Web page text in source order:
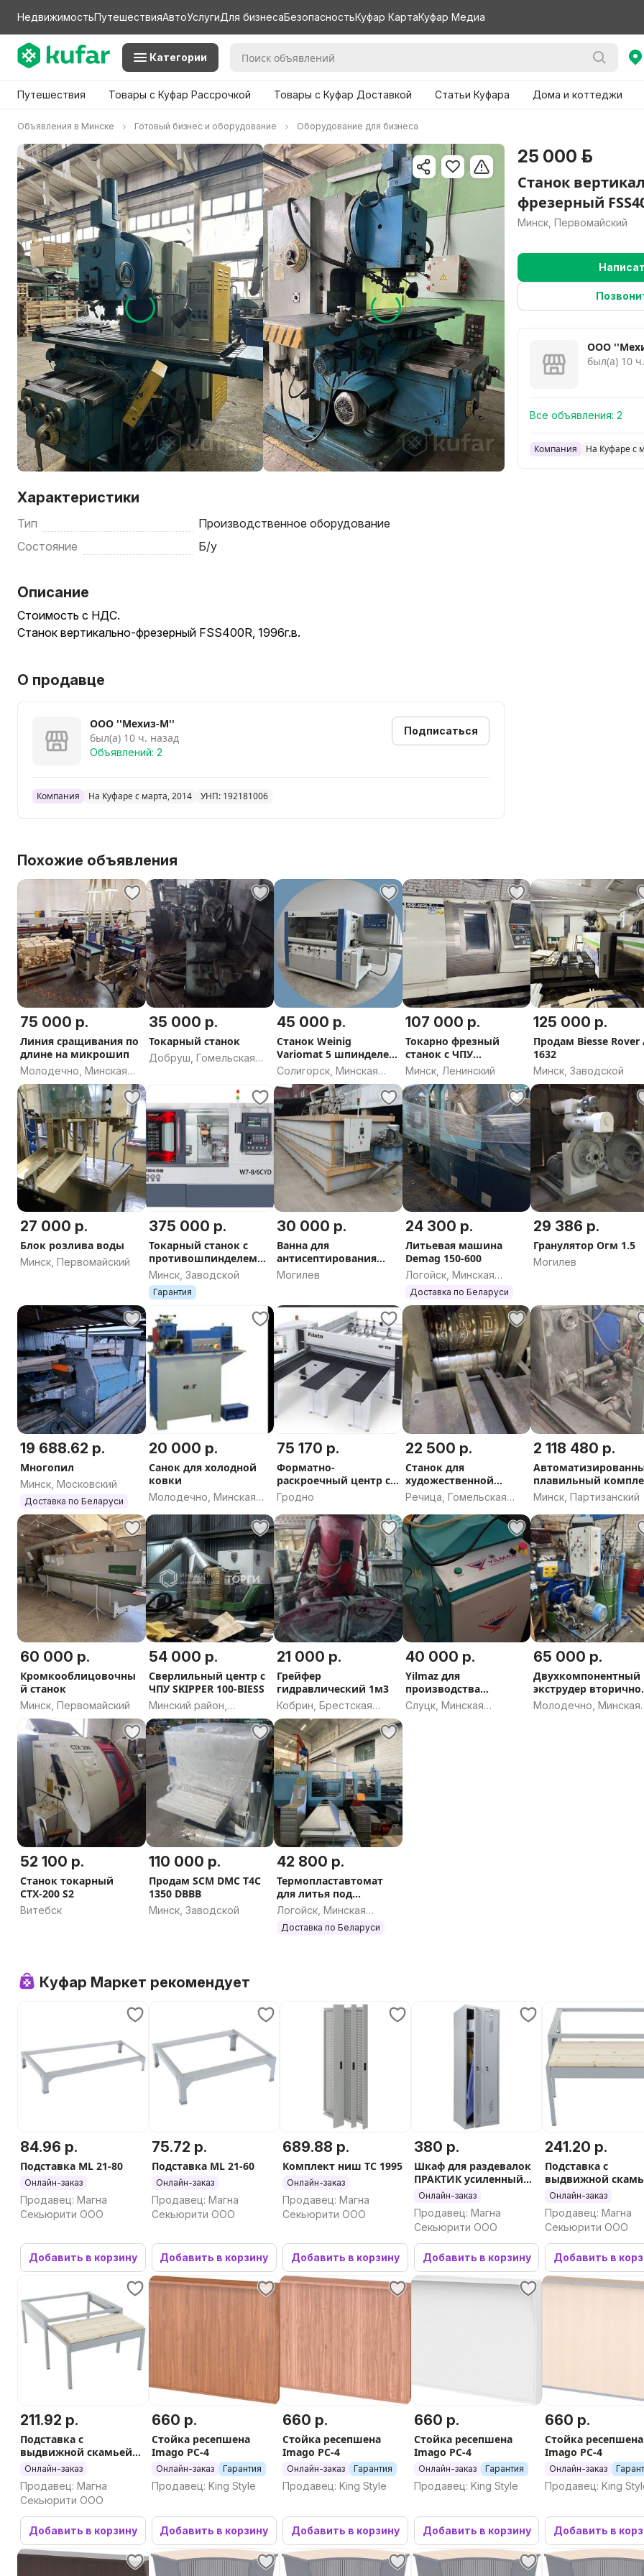
НедвижимостьПутешествияАвтоУслугиДля бизнесаБезопасностьКуфар КартаКуфар Медиа
Категории
Путешествия Товары с Куфар Рассрочкой Товары с Куфар Доставкой Статьи Куфара Дома и коттеджи
Объявления в Минске Готовый бизнес и оборудование Оборудование для бизнеса
Характеристики
Тип
Производственное оборудование
Состояние
Б/у
Описание
Стоимость с НДС.
Станок вертикально-фрезерный FSS400R, 1996г.в.
О продавце
ООО ''Мехиз-М''
был(а) 10 ч. назад
Объявлений: 2
Подписаться
Компания На Куфаре с марта, 2014 УНП: 192181006
Похожие объявления
75 000 р.
Линия сращивания по
длине на микрошип
Молодечно, Минская
область
35 000 р.
Токарный станок
Добруш, Гомельская
45 000 р.
Станок Weinig
Variomat 5 шпинделей
Германия
Солигорск, Минская
область
107 000 р.
Токарно фрезный
станок с ЧПУ
Gildemeister CTX 400
Минск, Ленинский
125 000 р.
Продам Biesse Rover
1632
Минск, Заводской
27 000 р.
Блок розлива воды
Минск, Первомайский
375 000 р.
Токарный станок с
противошпинделем
LBIE W7-8/6CYD ЧПУ
Fanuc/ Syntec/ Siemens
Минск, Заводской
Гарантия
30 000 р.
Ванна для
антисептирования
древесины (Пропитки)
Могилев
24 300 р.
Литьевая машина
Demag 150-600
Логойск, Минская
область
Доставка по Беларуси
29 386 р.
Гранулятор Огм 1.5
Могилев
19 688.62 р.
Многопил
Минск, Московский
Доставка по Беларуси
20 000 р.
Санок для холодной
ковки
Молодечно, Минская
75 170 р.
Форматно-
раскроечный центр с
ЧПУ Filato HP 330
Гродно
22 500 р.
Станок для
художественной
ковки
Речица, Гомельская
2 118 480 р.
плавильный
Минск, Партизанский
60 000 р.
Кромкооблицовочны
й станок
Минск, Первомайский
54 000 р.
Сверлильный центр с
ЧПУ SKIPPER 100-BIESS
Минский район,
Минская область
21 000 р.
Грейфер
гидравлический 1м3
Кобрин, Брестская
область
40 000 р.
Yilmaz для
производства
пластиковых окон
Слуцк, Минская
65 000 р.
Двухкомпонентный
экструдер
герметизации
Молодечно, Минская
52 100 р.
Станок токарный
СТХ-200 S2
Витебск
110 000 р.
Продам SCM DMC T4C
1350 DBBB
Минск, Заводской
42 800 р.
Термопластавтомат
для литья под
давлением изделий
из пластмасс
Demag150-610
Логойск, Минская
область
Доставка по Беларуси
Куфар Маркет рекомендует
84.96 р.
Подставка ML 21-80
Онлайн-заказ
Продавец: Магна
Секьюрити ООО
Добавить в корзину
75.72 р.
Подставка ML 21-60
Онлайн-заказ
Продавец: Магна
Секьюрити ООО
Добавить в корзину
689.88 р.
Комплект ниш TC 1995
Онлайн-заказ
Продавец: Магна
Секьюрити ООО
Добавить в корзину
380 р.
Шкаф для раздевалок
ПРАКТИК усиленный
ML 21-80
Онлайн-заказ
Продавец: Магна
Секьюрити ООО
Добавить в корзину
241.20 р.
Подставка с
выдвижной
ML-21-80 ВСК
Онлайн-заказ
Продавец: Магна
Секьюрити ООО
Добавить в
211.92 р.
Подставка с
выдвижной скамьей
ML-21-60 ВСК
Онлайн-заказ
Продавец: Магна
Секьюрити ООО
Добавить в корзину
660 р.
Стойка ресепшена
Imago РС-4
Онлайн-заказ Гарантия
Продавец: King Style
Добавить в корзину
660 р.
Стойка ресепшена
Imago РС-4
Онлайн-заказ Гарантия
Продавец: King Style
Добавить в корзину
660 р.
Стойка ресепшена
Imago РС-4
Онлайн-заказ Гарантия
Продавец: King Style
Добавить в корзину
660 р.
Стойка ресепшена
Imago РС-4
Онлайн-заказ
Продавец: King
Добавить в
25 000 р.
Станок
фрезерный
Минск, Первомайский
ООО
был(а) 10
Все объявления: 2
Компания На Куфаре с